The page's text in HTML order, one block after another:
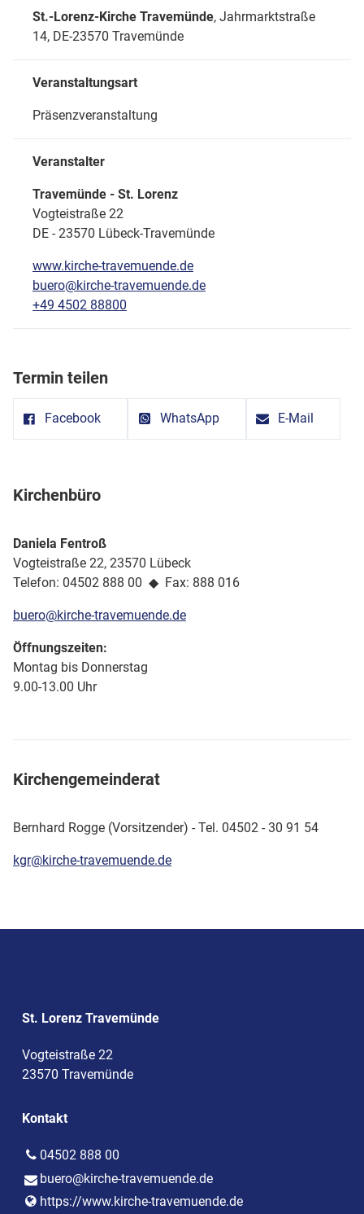
St.-Lorenz-Kirche Travemünde, Jahrmarktstraße
14, DE-23570 Travemünde
Veranstaltungsart
Präsenzveranstaltung
Veranstalter
Travemünde - St. Lorenz
Vogteistraße 22
DE - 23570 Lübeck-Travemünde
www.kirche-travemuende.de
buero@kirche-travemuende.de
+49 4502 88800
Termin teilen
Facebook WhatsApp E-Mail
Kirchenbüro
Daniela Fentroß
Vogteistraße 22, 23570 Lübeck
Telefon: 04502 888 00 ◆ Fax: 888 016
buero@kirche-travemuende.de
Öffnungszeiten:
Montag bis Donnerstag
9.00-13.00 Uhr
Kirchengemeinderat
Bernhard Rogge (Vorsitzender) - Tel. 04502 - 30 91 54
kgr@kirche-travemuende.de
St. Lorenz Travemünde
Vogteistraße 22
23570 Travemünde
Kontakt
04502 888 00
buero@​kirche-travemuende.​de
https://www.​kirche-travemuende.​de